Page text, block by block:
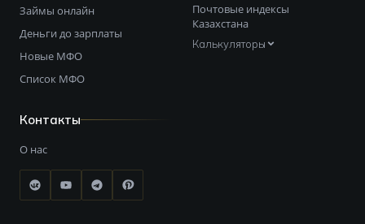
Займы онлайн
Деньги до зарплаты
Новые МФО
Список МФО
Почтовые индексы
Казахстана
Калькуляторы
Контакты
О нас